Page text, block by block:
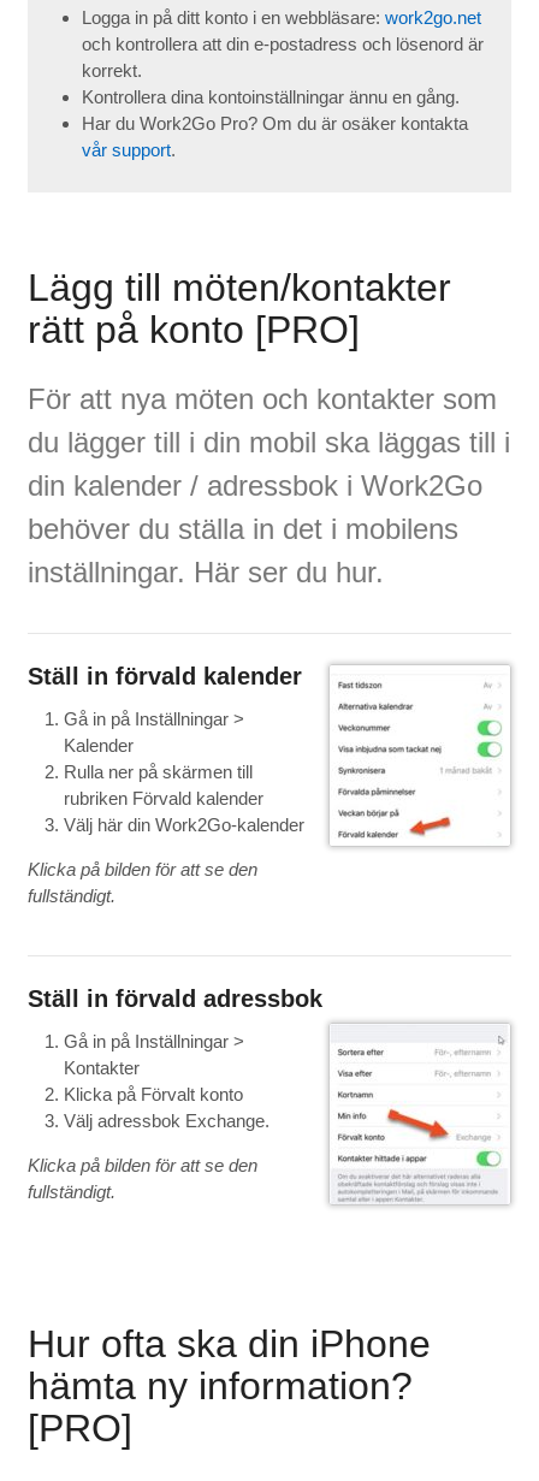
Logga in på ditt konto i en webbläsare: work2go.net
och kontrollera att din e-postadress och lösenord är
korrekt.
Kontrollera dina kontoinställningar ännu en gång.
Har du Work2Go Pro? Om du är osäker kontakta
vår support.
Lägg till möten/kontakter
rätt på konto [PRO]
För att nya möten och kontakter som
du lägger till i din mobil ska läggas till i
din kalender / adressbok i Work2Go
behöver du ställa in det i mobilens
inställningar. Här ser du hur.
Ställ in förvald kalender
Gå in på Inställningar >
Kalender
Rulla ner på skärmen till
rubriken Förvald kalender
Välj här din Work2Go-kalender
Klicka på bilden för att se den
fullständigt.
Ställ in förvald adressbok
Gå in på Inställningar >
Kontakter
Klicka på Förvalt konto
Välj adressbok Exchange.
Klicka på bilden för att se den
fullständigt.
Hur ofta ska din iPhone
hämta ny information?
[PRO]